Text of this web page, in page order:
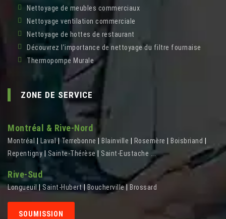
Nettoyage de meubles commerciaux
Nettoyage ventilation commerciale
Nettoyage de hottes de restaurant
Découvrez l’importance de nettoyage du filtre fournaise
Thermopompe Murale
ZONE DE SERVICE
Montréal & Rive-Nord
Montréal Laval|Terrebonne Blainville Rosemère Boisbriand
Repentigny| Sainte-Thérèse Saint-Eustache ...
Rive-Sud
Longueuil Saint-Hubert Boucherville| Brossard
SOUMISSION